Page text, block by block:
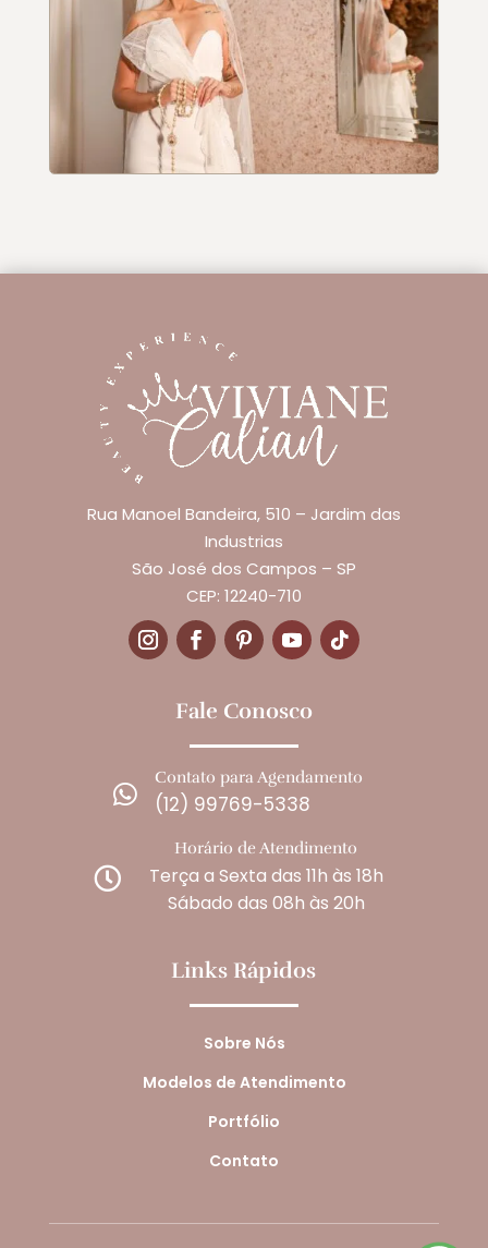
Rua Manoel Bandeira, 510 – Jardim das
Industrias
São José dos Campos – SP
CEP: 12240-710
Fale Conosco

Contato para Agendamento
(12) 99769-5338

Horário de Atendimento
Terça a Sexta das 11h às 18h
Sábado das 08h às 20h
Links Rápidos
Sobre Nós
Modelos de Atendimento
Portfólio
Contato